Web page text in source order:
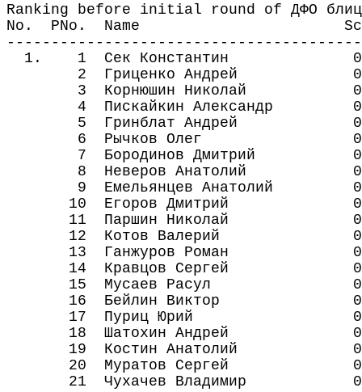
Ranking before initial round of ДФО блиц
No. PNo. Name Score
1. 1 Сек Константин
2 Гриценко Андрей 0.0
3 Корнюшин Николай
4 Пискайкин Александр
5 Гринблат Андрей 0.0
6 Рычков Олег 0.0
7 Бородинов Дмитрий
8 Неверов Анатолий
9 Емельянцев Анатолий
10 Егоров Дмитрий 0.0
11 Паршин Николай
12 Котов Валерий 0.0
13 Ганжуров Роман 0.0
14 Кравцов Сергей 0.0
15 Мусаев Расул 0.0
16 Бейлин Виктор 0.0
17 Пуриц Юрий 0.0
18 Шатохин Андрей 0.0
19 Костин Анатолий
20 Муратов Сергей 0.0
21 Чухачев Владимир